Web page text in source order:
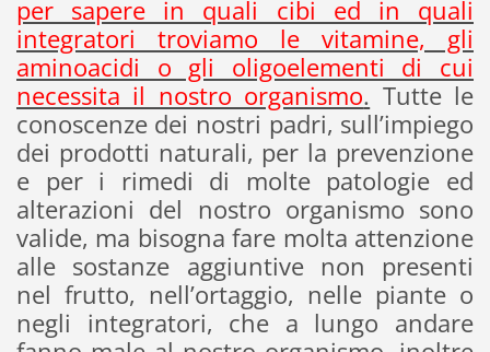
per sapere in quali cibi ed in quali
integratori troviamo le vitamine, gli
aminoacidi o gli oligoelementi di cui
necessita il nostro organismo. Tutte le
conoscenze dei nostri padri, sull’impiego
dei prodotti naturali, per la prevenzione
e per i rimedi di molte patologie ed
alterazioni del nostro organismo sono
valide, ma bisogna fare molta attenzione
alle sostanze aggiuntive non presenti
nel frutto, nell’ortaggio, nelle piante o
negli integratori, che a lungo andare